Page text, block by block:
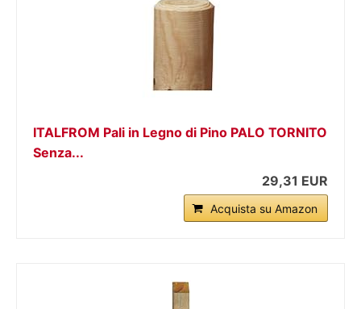
ITALFROM Pali in Legno di Pino PALO TORNITO
Senza...
29,31 EUR
Acquista su Amazon